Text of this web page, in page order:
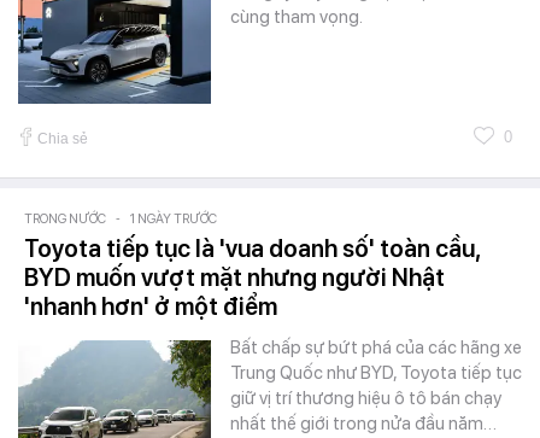
cùng tham vọng.
Chia sẻ 0
TRONG NƯỚC - 1 NGÀY TRƯỚC
Toyota tiếp tục là 'vua doanh số' toàn cầu,
BYD muốn vượt mặt nhưng người Nhật
'nhanh hơn' ở một điểm
Bất chấp sự bứt phá của các hãng xe
Trung Quốc như BYD, Toyota tiếp tục
giữ vị trí thương hiệu ô tô bán chạy
nhất thế giới trong nửa đầu năm…